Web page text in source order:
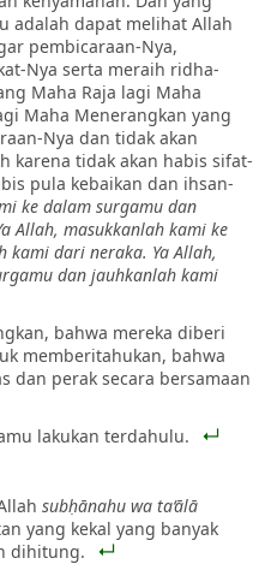
adalah dapat melihat Allah
pembicaraan-Nya,
Nya serta meraih ridha-
Maha Raja lagi Maha
Maha Menerangkan yang
Nya dan tidak akan
karena tidak akan habis sifat-
pula kebaikan dan ihsan-
ke dalam surgamu dan
Allah, masukkanlah kami ke
kami dari neraka. Ya Allah,
dan jauhkanlah kami
bahwa mereka diberi
memberitahukan, bahwa
dan perak secara bersamaan
lakukan terdahulu.
subḥānahu wa ta‘ālā
yang kekal yang banyak
dihitung.